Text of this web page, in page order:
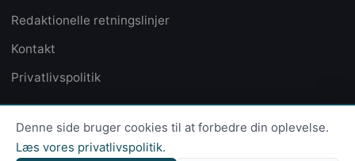
Redaktionelle retningslinjer
Kontakt
Privatlivspolitik
© 2026 Go Gadgets · Alle rettigheder reserveret
Denne side bruger cookies til at forbedre din oplevelse.
Læs vores privatlivspolitik.